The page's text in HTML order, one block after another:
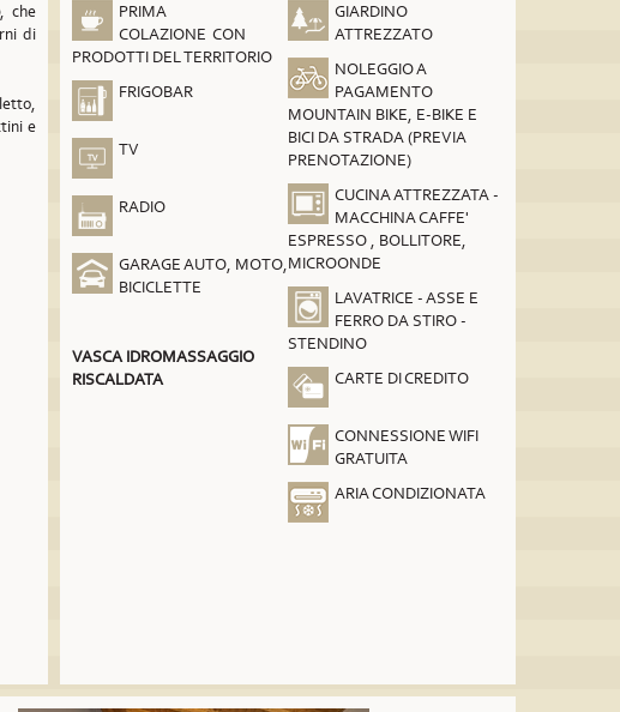
, che
di
e
PRIMA
COLAZIONE CON
PRODOTTI DEL TERRITORIO
FRIGOBAR
TV
RADIO
GARAGE AUTO, MOTO,
BICICLETTE
VASCA IDROMASSAGGIO
RISCALDATA
GIARDINO
ATTREZZATO
NOLEGGIO A
PAGAMENTO
MOUNTAIN BIKE, E-BIKE E
BICI DA STRADA (PREVIA
PRENOTAZIONE)
CUCINA ATTREZZATA -
MACCHINA CAFFE'
ESPRESSO , BOLLITORE,
MICROONDE
LAVATRICE - ASSE E
FERRO DA STIRO -
STENDINO
CARTE DI CREDITO
CONNESSIONE WIFI
GRATUITA
ARIA CONDIZIONATA